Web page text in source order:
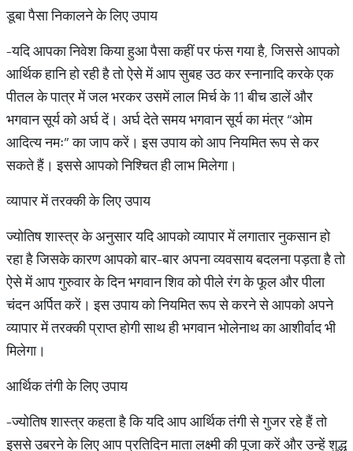
डूबा पैसा निकालने के लिए उपाय
-यदि आपका निवेश किया हुआ पैसा कहीं पर फंस गया है, जिससे आपको
आर्थिक हानि हो रही है तो ऐसे में आप सुबह उठ कर स्नानादि करके एक
पीतल के पात्र में जल भरकर उसमें लाल मिर्च के 11 बीच डालें और
भगवान सूर्य को अर्घ दें। अर्घ देते समय भगवान सूर्य का मंत्र “ओम
आदित्य नमः” का जाप करें। इस उपाय को आप नियमित रूप से कर
सकते हैं। इससे आपको निश्चित ही लाभ मिलेगा।
व्यापार में तरक्की के लिए उपाय
ज्योतिष शास्त्र के अनुसार यदि आपको व्यापार में लगातार नुकसान हो
रहा है जिसके कारण आपको बार-बार अपना व्यवसाय बदलना पड़ता है तो
ऐसे में आप गुरुवार के दिन भगवान शिव को पीले रंग के फूल और पीला
चंदन अर्पित करें। इस उपाय को नियमित रूप से करने से आपको अपने
व्यापार में तरक्की प्राप्त होगी साथ ही भगवान भोलेनाथ का आशीर्वाद भी
मिलेगा।
आर्थिक तंगी के लिए उपाय
-ज्योतिष शास्त्र कहता है कि यदि आप आर्थिक तंगी से गुजर रहे हैं तो
इससे उबरने के लिए आप प्रतिदिन माता लक्ष्मी की पूजा करें और उन्हें शुद्ध